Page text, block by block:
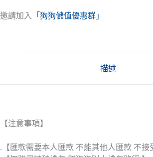
邀請加入 「狗狗儲值優惠群」
描述
【注意事項】
.【匯款需要本人匯款 不能其他人匯款 不接